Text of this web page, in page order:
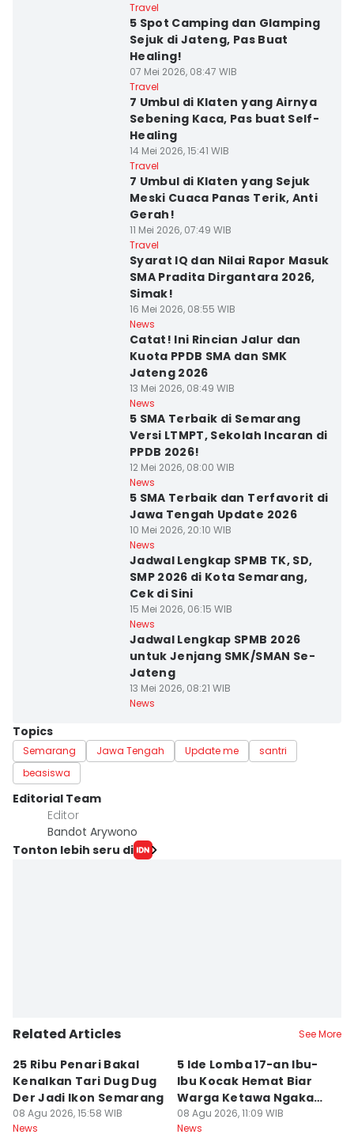
Travel
5 Spot Camping dan Glamping
Sejuk di Jateng, Pas Buat
Healing!
07 Mei 2026, 08:47 WIB
Travel
7 Umbul di Klaten yang Airnya
Sebening Kaca, Pas buat Self-
Healing
14 Mei 2026, 15:41 WIB
Travel
7 Umbul di Klaten yang Sejuk
Meski Cuaca Panas Terik, Anti
Gerah!
11 Mei 2026, 07:49 WIB
Travel
Syarat IQ dan Nilai Rapor Masuk
SMA Pradita Dirgantara 2026,
Simak!
16 Mei 2026, 08:55 WIB
News
Catat! Ini Rincian Jalur dan
Kuota PPDB SMA dan SMK
Jateng 2026
13 Mei 2026, 08:49 WIB
News
5 SMA Terbaik di Semarang
Versi LTMPT, Sekolah Incaran di
PPDB 2026!
12 Mei 2026, 08:00 WIB
News
5 SMA Terbaik dan Terfavorit di
Jawa Tengah Update 2026
10 Mei 2026, 20:10 WIB
News
Jadwal Lengkap SPMB TK, SD,
SMP 2026 di Kota Semarang,
Cek di Sini
15 Mei 2026, 06:15 WIB
News
Jadwal Lengkap SPMB 2026
untuk Jenjang SMK/SMAN Se-
Jateng
13 Mei 2026, 08:21 WIB
News
Topics
Semarang Jawa Tengah Update me
santri
beasiswa
Editorial Team
Editor
Bandot Arywono
Tonton lebih seru di
Related Articles See More
25 Ribu Penari Bakal
Kenalkan Tari Dug Dug
Der Jadi Ikon Semarang
08 Agu 2026, 15:58 WIB
News
5 Ide Lomba 17-an Ibu-
Ibu Kocak Hemat Biar
Warga Ketawa Ngakak
Pas Hari Kemerdekaan
08 Agu 2026, 11:09 WIB
News